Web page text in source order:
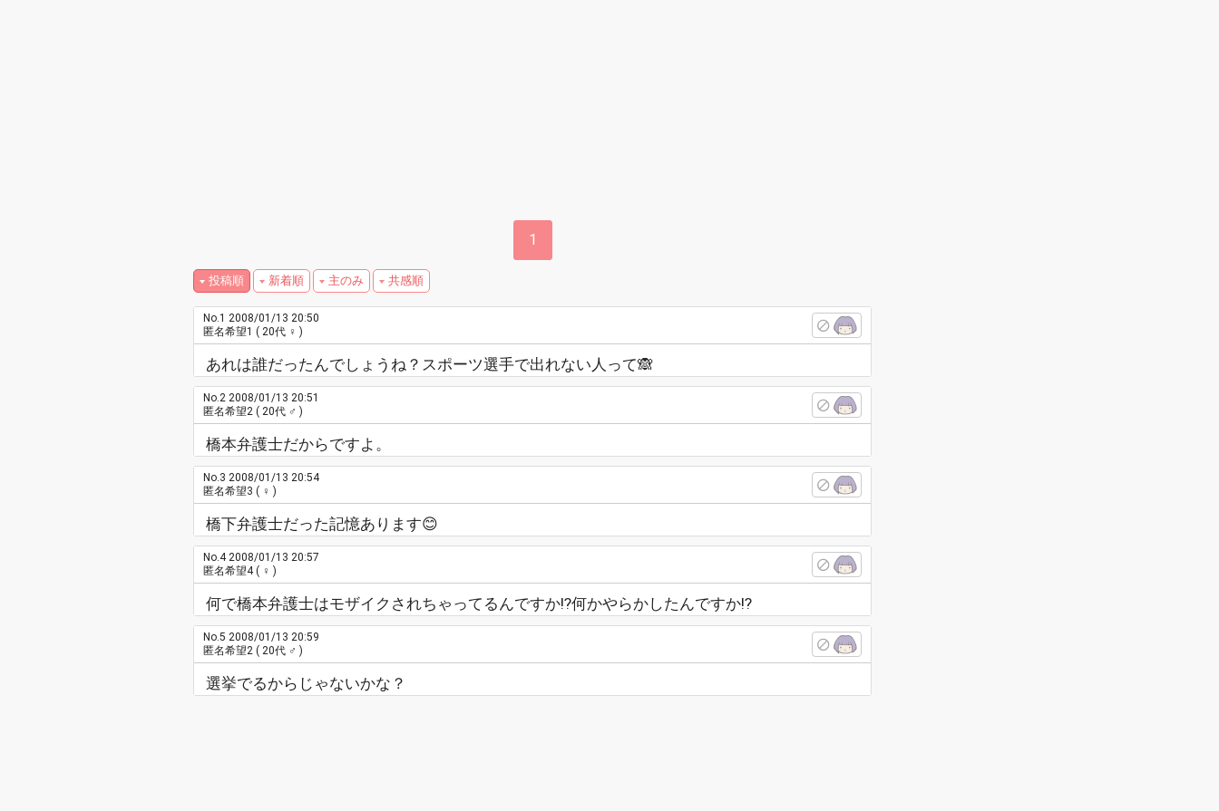
1
投稿順 新着順 主のみ 共感順
No.1 2008/01/13 20:50
匿名希望1 ( 20代 ♀ )
あれは誰だったんでしょうね？スポーツ選手で出れない人って🙈
No.2 2008/01/13 20:51
匿名希望2 ( 20代 ♂ )
橋本弁護士だからですよ。
No.3 2008/01/13 20:54
匿名希望3 ( ♀ )
橋下弁護士だった記憶あります😊
No.42008/01/13 20:57
匿名希望4( ♀ )
何で橋本弁護士はモザイクされちゃってるんですか⁉何かやらかしたんですか⁉
No.5 2008/01/13 20:59
匿名希望2 ( 20代 ♂ )
選挙でるからじゃないかな？